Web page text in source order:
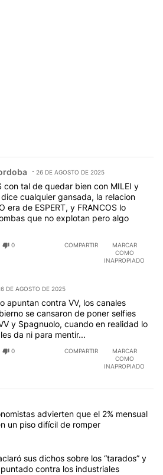
26 DE AGOSTO DE 2025
con tal de quedar bien con MILEI y
cualquier gansada, la relacion
era de ESPERT, y FRANCOS lo
que no explotan pero algo
0 COMPARTIR
MARCAR
COMO
INAPROPIADO
DE AGOSTO DE 2025
apuntan contra VV, los canales
se cansaron de poner selfies
y Spagnuolo, cuando en realidad lo
da ni para mentir...
0 COMPARTIR
MARCAR
COMO
INAPROPIADO
con más comentarios en los
con el título "Inflación: economistas
advierten que el 2% mensual
un piso difícil de romper
con el título "Luis Caputo aclaró sus
sus dichos sobre los “tarados” y
contra los industriales